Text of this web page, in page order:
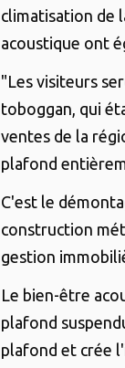
climatisation de
acoustique ont
"Les visiteurs
toboggan, qui
ventes de la
plafond
C'est le
construction
gestion
Le bien-être
plafond
plafond et crée